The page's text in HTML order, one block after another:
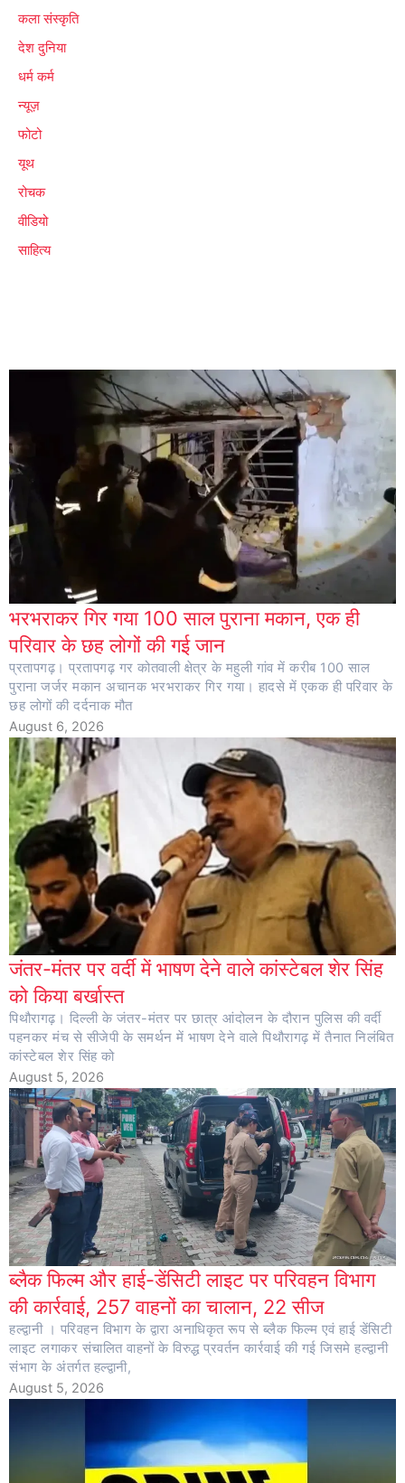
कला संस्कृति
देश दुनिया
धर्म कर्म
न्यूज़
फोटो
यूथ
रोचक
वीडियो
साहित्य
भरभराकर गिर गया 100 साल पुराना मकान, एक ही
परिवार के छह लोगों की गई जान
प्रतापगढ़। प्रतापगढ़ गर कोतवाली क्षेत्र के महुली गांव में करीब 100 साल
पुराना जर्जर मकान अचानक भरभराकर गिर गया। हादसे में एकक ही परिवार के
छह लोगों की दर्दनाक मौत
August 6, 2026
जंतर-मंतर पर वर्दी में भाषण देने वाले कांस्टेबल शेर सिंह
को किया बर्खास्त
पिथौरागढ़। दिल्ली के जंतर-मंतर पर छात्र आंदोलन के दौरान पुलिस की वर्दी
पहनकर मंच से सीजेपी के समर्थन में भाषण देने वाले पिथौरागढ़ में तैनात निलंबित
कांस्टेबल शेर सिंह को
August 5, 2026
ब्लैक फिल्म और हाई-डेंसिटी लाइट पर परिवहन विभाग
की कार्रवाई, 257 वाहनों का चालान, 22 सीज
हल्द्वानी । परिवहन विभाग के द्वारा अनाधिकृत रूप से ब्लैक फिल्म एवं हाई डेंसिटी
लाइट लगाकर संचालित वाहनों के विरुद्ध प्रवर्तन कार्रवाई की गई जिसमे हल्द्वानी
संभाग के अंतर्गत हल्द्वानी,
August 5, 2026